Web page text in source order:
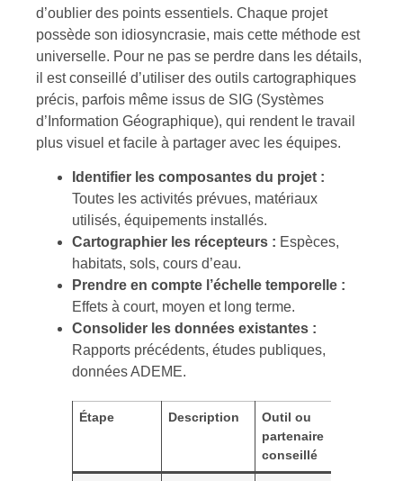
d’oublier des points essentiels. Chaque projet
possède son idiosyncrasie, mais cette méthode est
universelle. Pour ne pas se perdre dans les détails,
il est conseillé d’utiliser des outils cartographiques
précis, parfois même issus de SIG (Systèmes
d’Information Géographique), qui rendent le travail
plus visuel et facile à partager avec les équipes.
Identifier les composantes du projet :
Toutes les activités prévues, matériaux
utilisés, équipements installés.
Cartographier les récepteurs : Espèces,
habitats, sols, cours d’eau.
Prendre en compte l’échelle temporelle :
Effets à court, moyen et long terme.
Consolider les données existantes :
Rapports précédents, études publiques,
données ADEME.
Étape Description
Outil ou
partenaire
conseillé